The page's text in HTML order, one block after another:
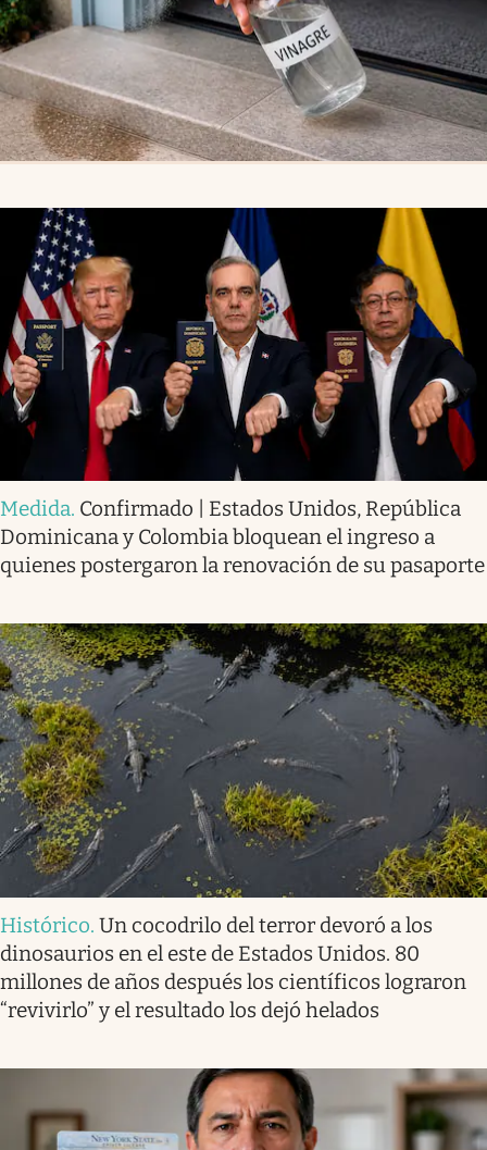
Medida. Confirmado | Estados Unidos, República
Dominicana y Colombia bloquean el ingreso a
quienes postergaron la renovación de su pasaporte
Histórico. Un cocodrilo del terror devoró a los
dinosaurios en el este de Estados Unidos. 80
millones de años después los científicos lograron
“revivirlo” y el resultado los dejó helados